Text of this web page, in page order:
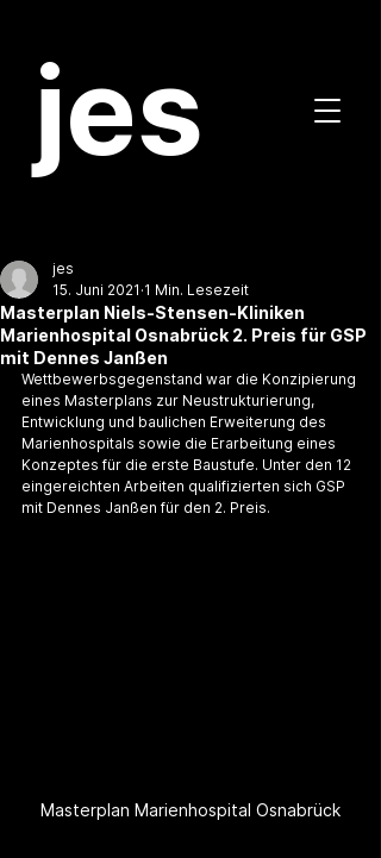
jes
Masterplan Niels-Stensen-Kliniken
Marienhospital Osnabrück 2. Preis für GSP
mit Dennes Janßen
jes
15. Juni 2021 1 Min. Lesezeit
Wettbewerbsgegenstand war die Konzipierung
eines Masterplans zur Neustrukturierung,
Entwicklung und baulichen Erweiterung des
Marienhospitals sowie die Erarbeitung eines
Konzeptes für die erste Baustufe. Unter den 12
eingereichten Arbeiten qualifizierten sich GSP
mit Dennes Janßen für den 2. Preis.
Masterplan Marienhospital Osnabrück